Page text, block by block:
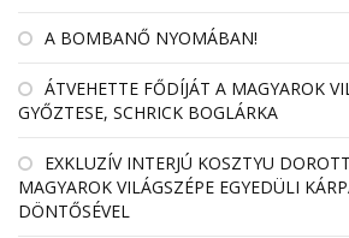
A BOMBANŐ NYOMÁBAN!
ÁTVEHETTE FŐDÍJÁT A MAGYAROK
GYŐZTESE, SCHRICK BOGLÁRKA
EXKLUZÍV INTERJÚ KOSZTYU
MAGYAROK VILÁGSZÉPE EGYEDÜLI
DÖNTŐSÉVEL